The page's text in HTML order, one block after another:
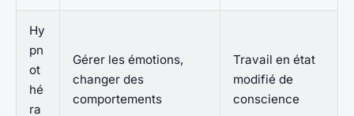
Hy
pn
ot
hé
ra
Gérer les émotions,
changer des
comportements
Travail en état
modifié de
conscience